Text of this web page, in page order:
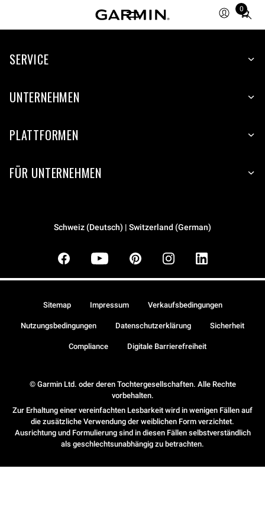
0
Total
items
cart:
SERVICE
UNTERNEHMEN
PLATTFORMEN
FÜR UNTERNEHMEN
Schweiz (Deutsch) | Switzerland (German)
© Garmin Ltd. oder deren Tochtergesellschaften. Alle Rechte
vorbehalten.
Zur Erhaltung einer vereinfachten Lesbarkeit wird in wenigen Fällen auf
die zusätzliche Verwendung der weiblichen Form verzichtet.
Ausrichtung und Formulierung sind in diesen Fällen selbstverständlich
als geschlechtsunabhängig zu betrachten.
Sitemap Impressum Verkaufsbedingungen
Nutzungsbedingungen Datenschutzerklärung Sicherheit
Compliance Digitale Barrierefreiheit